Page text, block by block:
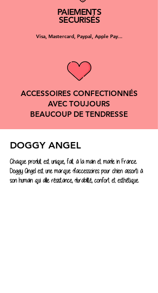
PAIEMENTS
SECURISÉS
Visa, Mastercard, Paypal, Apple Pay...
ACCESSOIRES CONFECTIONNÉS
AVEC TOUJOURS
BEAUCOUP DE TENDRESSE
DOGGY ANGEL
Chaque produit est unique, fait à la main et made in France.
Doggy Angel est une marque d'accessoires pour chien assorti à
son humain qui allie résistance, durabilité, confort et esthétique.